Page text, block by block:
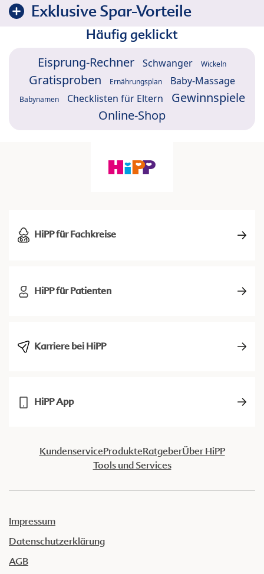
Exklusive Spar-Vorteile
Häufig geklickt
Eisprung-Rechner Schwanger Wickeln
Gratisproben Ernährungsplan Baby-Massage
Babynamen Checklisten für Eltern
Gewinnspiele
Online-Shop
HiPP für Fachkreise
HiPP für Patienten
Karriere bei HiPP
HiPP App
KundenserviceProdukteRatgeberÜber HiPP
Tools und Services
Impressum
Datenschutzerklärung
AGB